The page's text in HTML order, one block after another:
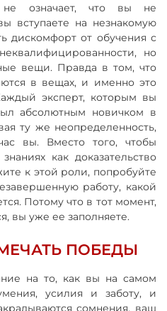
не означает, что вы не
вступаете на незнакомую
дискомфорт от обучения с
но
вещи. Правда в том, что
в вещах, и именно это
эксперт, которым вы
абсолютным новичком в
ту же неопределенность,
вы. Вместо того, чтобы
как доказательство
к этой роли, попробуйте
работу, какой
Потому что в тот момент,
вы уже ее заполняете.
ПОБЕДЫ
на то, как вы на самом
усилия и заботу, и
сомнения, ваш